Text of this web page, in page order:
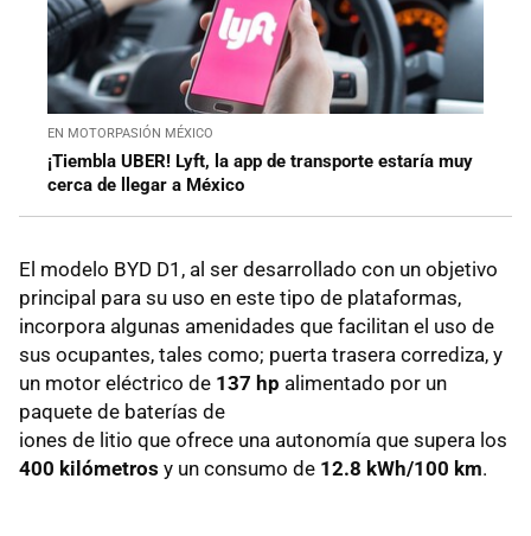
EN MOTORPASIÓN MÉXICO
¡Tiembla UBER! Lyft, la app de transporte estaría muy
cerca de llegar a México
El modelo BYD D1, al ser desarrollado con un objetivo
principal para su uso en este tipo de plataformas,
incorpora algunas amenidades que facilitan el uso de
sus ocupantes, tales como; puerta trasera corrediza, y
un motor eléctrico de 137 hp alimentado por un
paquete de baterías de
iones de litio que ofrece una autonomía que supera los
400 kilómetros y un consumo de 12.8 kWh/100 km.